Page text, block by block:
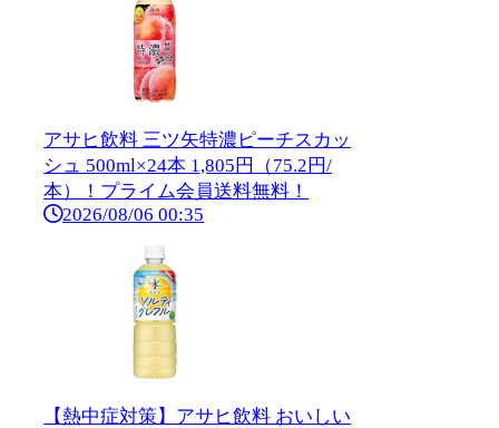
アサヒ飲料 三ツ矢特濃ピーチスカッ
シュ 500ml×24本 1,805円（75.2円/
本）！プライム会員送料無料！
2026/08/06 00:35
【熱中症対策】アサヒ飲料 おいしい